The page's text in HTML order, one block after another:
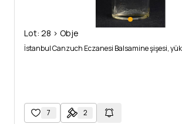
Lot: 28 > Obje
İstanbul Canzuch Eczanesi Balsamine şişesi,
7 2